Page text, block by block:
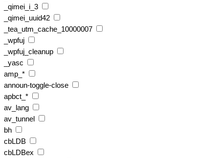
_qimei_i_3
_qimei_uuid42
_tea_utm_cache_10000007
_wpfuj
_wpfuj_cleanup
_yasc
amp_*
announ-toggle-close
apbct_*
av_lang
av_tunnel
bh
cbLDB
cbLDBex